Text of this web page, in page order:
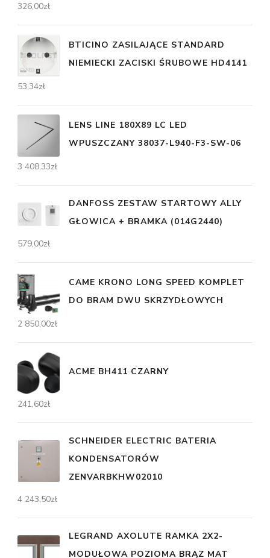
326,00zł
BTICINO ZASILAJĄCE STANDARD
NIEMIECKI ZACISKI ŚRUBOWE HD4141
53,34zł
LENS LINE 180X89 LC LED
WPUSZCZANY 38037-L940-F3-SW-06
3 408,33zł
DANFOSS ZESTAW STARTOWY ALLY
GŁOWICA + BRAMKA (014G2440)
579,00zł
CAME KRONO LONG SPEED KOMPLET
DO BRAM DWU SKRZYDŁOWYCH
2 850,00zł
ACME BH411 CZARNY
241,60zł
SCHNEIDER ELECTRIC BATERIA
KONDENSATORÓW
ZENVARBKHW02010
4 243,50zł
LEGRAND AXOLUTE RAMKA 2X2-
MODUŁOWA POZIOMA BRĄZ MAT